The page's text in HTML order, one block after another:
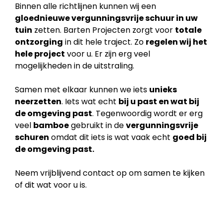
Binnen alle richtlijnen kunnen wij een
gloednieuwe vergunningsvrije schuur in uw
tuin zetten. Barten Projecten zorgt voor totale
ontzorging in dit hele traject. Zo regelen wij het
hele project voor u. Er zijn erg veel
mogelijkheden in de uitstraling.
Samen met elkaar kunnen we iets unieks
neerzetten. Iets wat echt bij u past en wat bij
deomgeving past. Tegenwoordig wordt er erg
veel bamboegebruikt in devergunningsvrije
schuren omdat dit iets is wat vaak echt goed bij
de omgeving past.
Neem vrijblijvend contact op om samen te kijken
of dit wat voor u is.